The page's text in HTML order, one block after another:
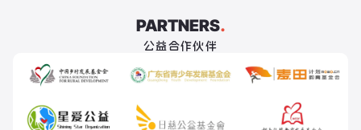
PARTNERS.
公益合作伙伴